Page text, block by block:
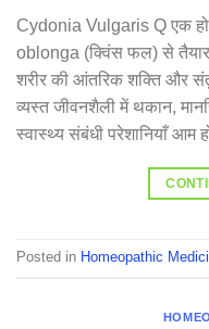
Cydonia Vulgaris Q एक
oblonga (क्विंस फल) से तैयार
शरीर की आंतरिक शक्ति और
व्यस्त जीवनशैली में थकान,
स्वास्थ्य संबंधी परेशानियाँ
Posted in Homeopathic